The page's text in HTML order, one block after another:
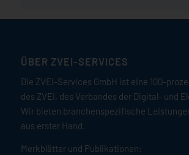
ÜBER ZVEI-SERVICES
Die ZVEI-Services GmbH ist eine 100-
des ZVEI, des Verbandes der Digital- und
Wir bieten branchenspezifische
aus erster Hand.
Merkblätter und Publikationen: